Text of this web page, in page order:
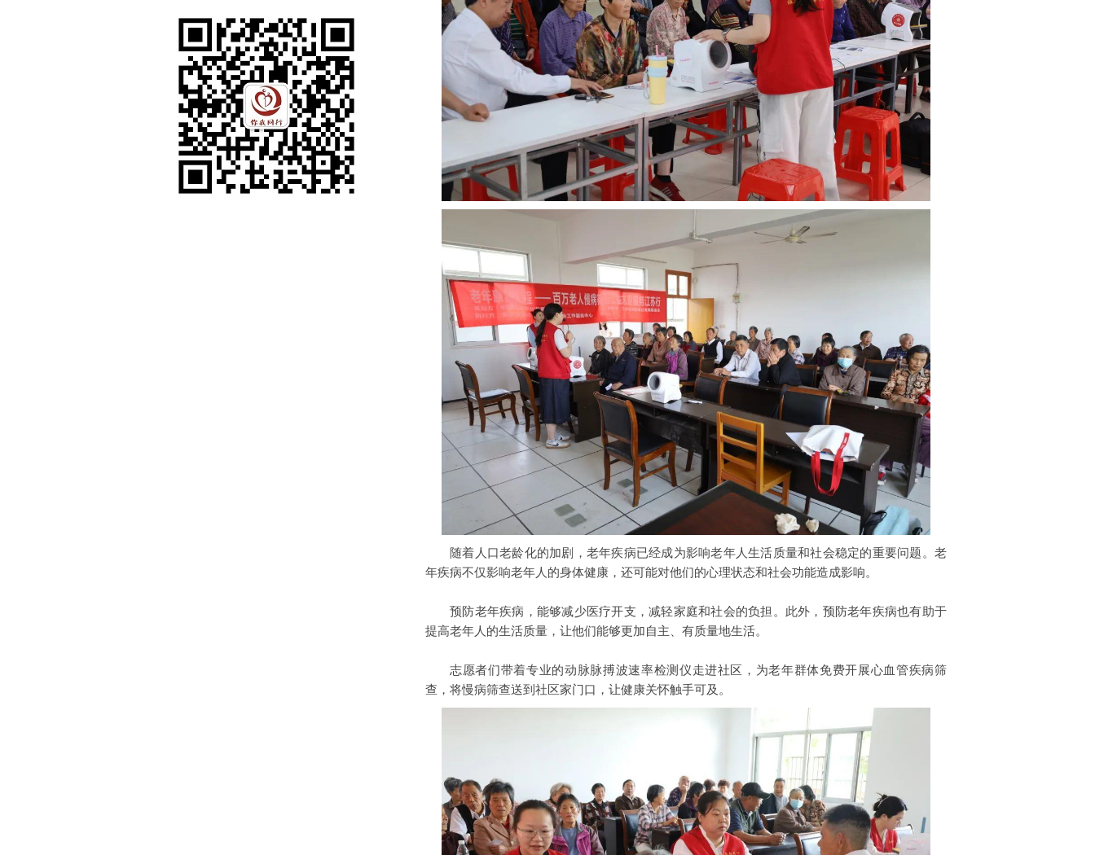
随着人口老龄化的加剧，老年疾病已经成为影响老年人生活质量和社会稳定的重要问题。老
年疾病不仅影响老年人的身体健康，还可能对他们的心理状态和社会功能造成影响。
预防老年疾病，能够减少医疗开支，减轻家庭和社会的负担。此外，预防老年疾病也有助于
提高老年人的生活质量，让他们能够更加自主、有质量地生活。
志愿者们带着专业的动脉脉搏波速率检测仪走进社区，为老年群体免费开展心血管疾病筛
查，将慢病筛查送到社区家门口，让健康关怀触手可及。